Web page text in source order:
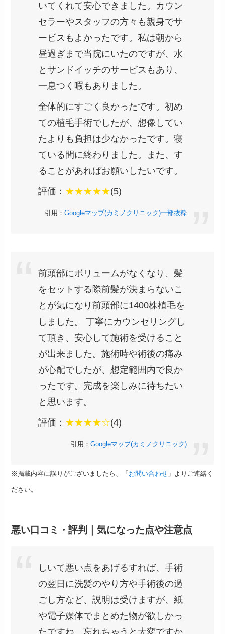
いてくれて安心できました。カウン
セラーやスタッフの方々も親身でサ
ービスもよかったです。私は朝から
昼過ぎまで当院にいたのですが、水
とサンドイッチのサービスもあり、
一息つく暇もありました。
全体的にすごく良かったです。初め
ての植毛手術でしたが、想像してい
たよりも負担は少なかったです。寝
ている間に終わりました。また、す
ることがあればお願いしたいです。
評価： ★★★★★(5)
引用： Googleマップ(カミノクリニック)一部抜粋
前頭部にボリュームがなくなり、髪
をセットする際前髪が決まらないこ
とが気になり前頭部に1400株植毛を
しました。 丁寧にカウンセリングし
て頂き、安心して施術を受けること
が出来ました。施術時や術後の痛み
が心配でしたが、想定範囲内で良か
ったです。完成を楽しみに待ちたい
と思います。
評価： ★★★★☆(4)
引用： Googleマップ(カミノクリニック)
※掲載内容に誤りがございましたら、「お問い合わせ 」よりご連絡く
ださい。
悪い口コミ・評判｜気になった点や注意点
しいて悪い点をあげるすれば、手術
の翌日に洗髪のやり方や手術後の過
ごし方など、説明は受けますが、紙
や電子媒体でまとめた物が欲しかっ